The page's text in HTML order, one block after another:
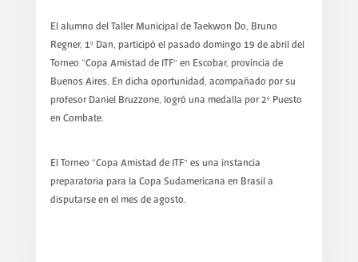
El alumno del Taller Municipal de Taekwon Do, Bruno
Regner, 1° Dan, participó el pasado domingo 19 de abril del
Torneo “Copa Amistad de ITF” en Escobar, provincia de
Buenos Aires. En dicha oportunidad, acompañado por su
profesor Daniel Bruzzone, logró una medalla por 2° Puesto
en Combate.
El Torneo “Copa Amistad de ITF” es una instancia
preparatoria para la Copa Sudamericana en Brasil a
disputarse en el mes de agosto.